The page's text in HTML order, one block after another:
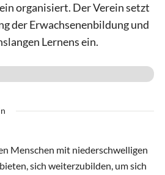
organisiert. Der Verein setzt
der Erwachsenenbildung und
Lernens ein.
Menschen mit niederschwelligen
sich weiterzubilden, um sich